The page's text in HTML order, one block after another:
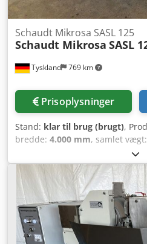
Tyskland 769 km
Schaudt Mikrosa SASL 125
Schaudt Mikrosa SASL
Prisoplysninger
Stand: klar til brug (brugt),
bredde: 4.000 mm, samlet vægt:
,
akser:2, Denne Schaudt
1989. Som en
udstyret med NC-styret
aksellejer. Begge slibeskiver
Maskinen blev efterset og
UHLMAN
muligheden for at erhverve